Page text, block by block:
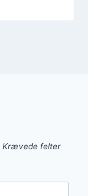
Krævede felter